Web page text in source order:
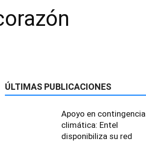
ÚLTIMAS PUBLICACIONES
Apoyo en contingencia
climática: Entel
disponibiliza su red